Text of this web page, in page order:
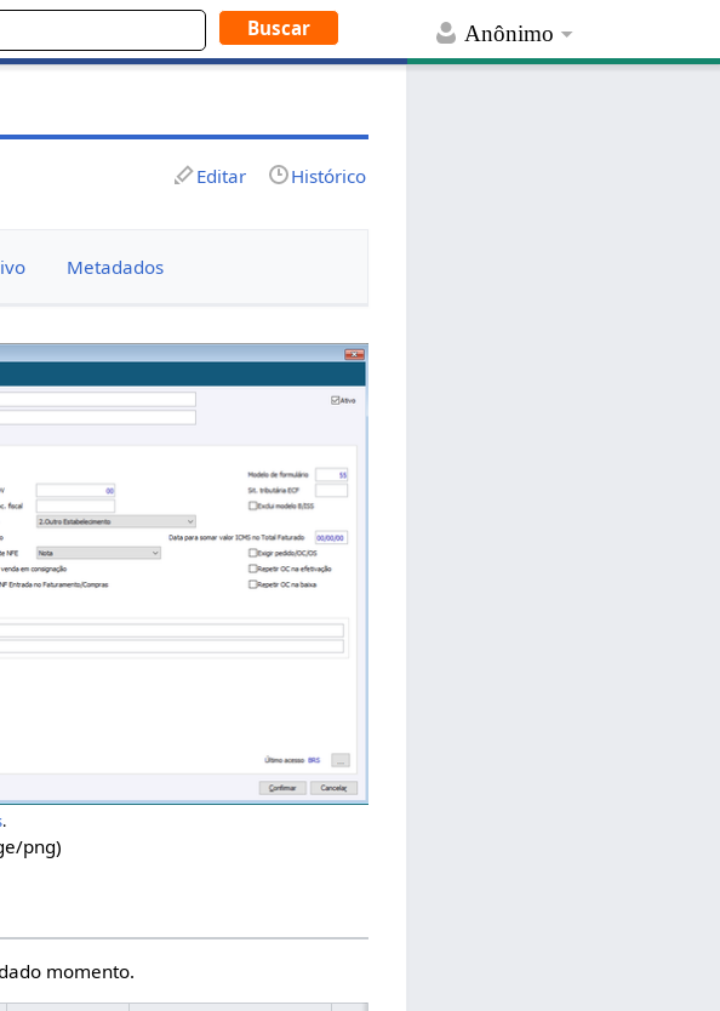
Anônimo
Editar Histórico
Metadados
.
png)
momento.